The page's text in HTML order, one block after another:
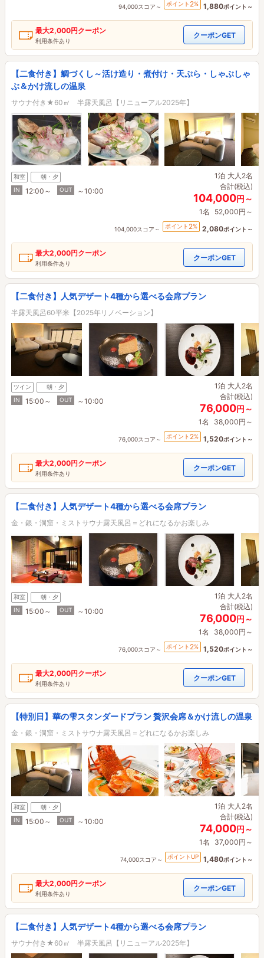
94,000スコア～ ポイント 2% 1,880ポイント～
最大2,000円クーポン
利用条件あり
クーポンGET
【二食付き】鯛づくし～活け造り・煮付け・天ぷら・しゃぶしゃ
ぶ＆かけ流しの温泉
サウナ付き★60㎡ 半露天風呂【リニューアル2025年】
和室
朝・夕
IN
12:00～ OUT ～10:00
1泊 大人2名
合計(税込)
104,000円～
1名 52,000円～
104,000スコア～ ポイント 2% 2,080ポイント～
最大2,000円クーポン
利用条件あり
クーポンGET
【二食付き】人気デザート4種から選べる会席プラン
半露天風呂60平米【2025年リノベーション】
ツイン
朝・夕
IN
15:00～ OUT ～10:00
1泊 大人2名
合計(税込)
76,000円～
1名 38,000円～
76,000スコア～ ポイント 2% 1,520ポイント～
最大2,000円クーポン
利用条件あり
クーポンGET
【二食付き】人気デザート4種から選べる会席プラン
金・銀・洞窟・ミストサウナ露天風呂＝どれになるかお楽しみ
和室
朝・夕
IN
15:00～ OUT ～10:00
1泊 大人2名
合計(税込)
76,000円～
1名 38,000円～
76,000スコア～ ポイント 2% 1,520ポイント～
最大2,000円クーポン
利用条件あり
クーポンGET
【特別日】華の雫スタンダードプラン 贅沢会席＆かけ流しの温泉
金・銀・洞窟・ミストサウナ露天風呂＝どれになるかお楽しみ
和室
朝・夕
IN
15:00～ OUT ～10:00
1泊 大人2名
合計(税込)
74,000円～
1名 37,000円～
74,000スコア～ ポイントUP 1,480ポイント～
最大2,000円クーポン
利用条件あり
クーポンGET
【二食付き】人気デザート4種から選べる会席プラン
サウナ付き★60㎡ 半露天風呂【リニューアル2025年】